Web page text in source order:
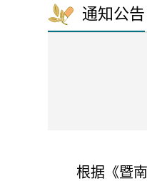
通知公告
根据《暨